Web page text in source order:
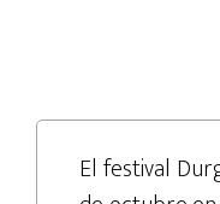
El festival